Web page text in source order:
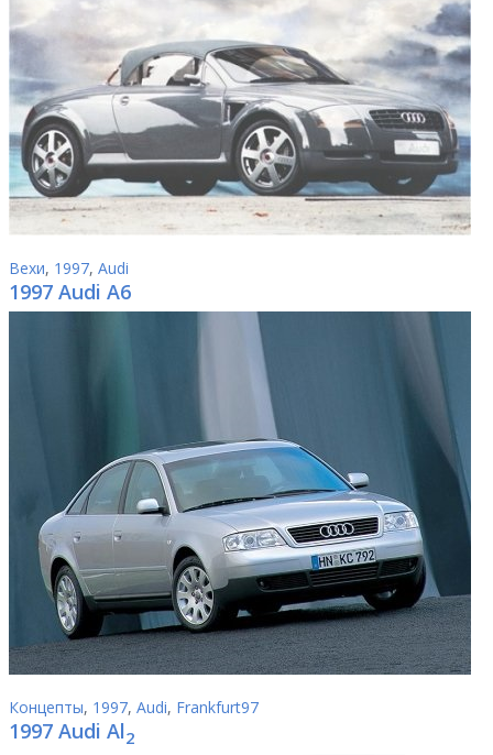
Вехи, 1997, Audi
1997 Audi A6
Концепты, 1997, Audi, Frankfurt97
1997 Audi Al2